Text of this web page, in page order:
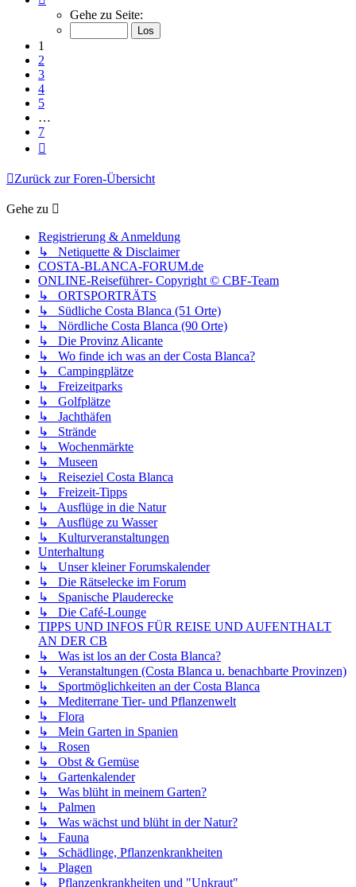
von
Gehe zu Seite:
1
2
3
4
5
…
7
Zurück zur Foren-Übersicht
Gehe zu
Registrierung & Anmeldung
↳ Netiquette & Disclaimer
COSTA-BLANCA-FORUM.de
ONLINE-Reiseführer- Copyright © CBF-Team
↳ ORTSPORTRÄTS
↳ Südliche Costa Blanca (51 Orte)
↳ Nördliche Costa Blanca (90 Orte)
↳ Die Provinz Alicante
↳ Wo finde ich was an der Costa Blanca?
↳ Campingplätze
↳ Freizeitparks
↳ Golfplätze
↳ Jachthäfen
↳ Strände
↳ Wochenmärkte
↳ Museen
↳ Reiseziel Costa Blanca
↳ Freizeit-Tipps
↳ Ausflüge in die Natur
↳ Ausflüge zu Wasser
↳ Kulturveranstaltungen
Unterhaltung
↳ Unser kleiner Forumskalender
↳ Die Rätselecke im Forum
↳ Spanische Plauderecke
↳ Die Café-Lounge
TIPPS UND INFOS FÜR REISE UND AUFENTHALT
AN DER CB
↳ Was ist los an der Costa Blanca?
↳ Veranstaltungen (Costa Blanca u. benachbarte Provinzen)
↳ Sportmöglichkeiten an der Costa Blanca
↳ Mediterrane Tier- und Pflanzenwelt
↳ Flora
↳ Mein Garten in Spanien
↳ Rosen
↳ Obst & Gemüse
↳ Gartenkalender
↳ Was blüht in meinem Garten?
↳ Palmen
↳ Was wächst und blüht in der Natur?
↳ Fauna
↳ Schädlinge, Pflanzenkrankheiten
↳ Plagen
↳ Pflanzenkrankheiten und "Unkraut"